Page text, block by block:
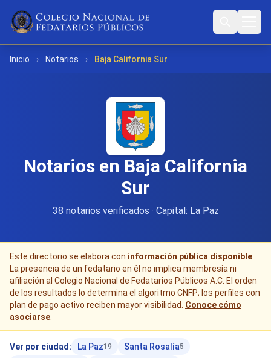
Inicio › Notarios › Baja California Sur
Notarios en Baja California
Sur
38 notarios verificados · Capital: La Paz
Este directorio se elabora con información pública disponible
La presencia de un fedatario en él no implica membresía ni
afiliación al Colegio Nacional de Fedatarios Públicos A.C. El orden
de los resultados lo determina el algoritmo CNFP; los perfiles con
plan de pago activo reciben mayor visibilidad. Conoce cómo
asociarse
Ver por ciudad: La Paz19 Santa Rosalía5